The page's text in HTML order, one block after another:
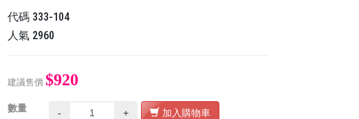
代碼 333-104
人氣 2960
建議售價 $920
數量 - + 加入購物車